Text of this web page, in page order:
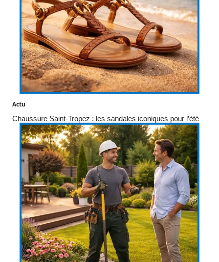
Actu
Chaussure Saint-Tropez : les sandales iconiques pour l’été